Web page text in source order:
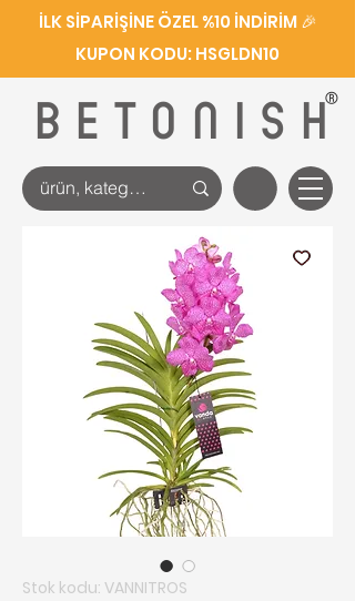
BETONISH
®
İLK SİPARİŞİNE ÖZEL %10 İNDİRİM 🎉
KUPON KODU: HSGLDN10
Stok kodu: VANNITROS